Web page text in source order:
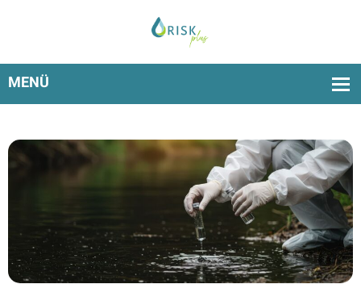
Alle Anforderungen der TrinkwEGV jetzt digital
umsetzbar mit RiskPlus